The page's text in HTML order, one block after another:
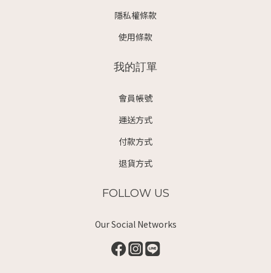
隱私權條款
使用條款
我的訂單
會員帳號
運送方式
付款方式
退貨方式
FOLLOW US
Our Social Networks